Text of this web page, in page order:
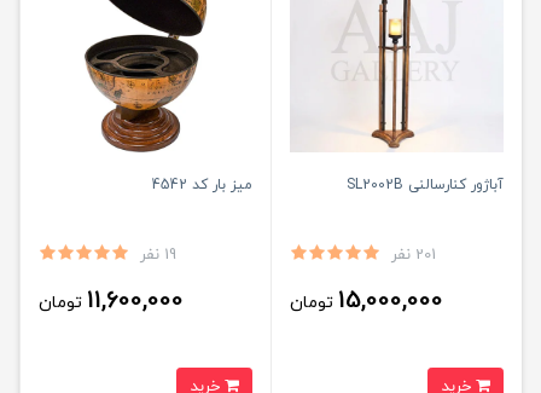
آباژور کنارسالنی SL2002B
201 نفر
15,000,000 تومان
میز بار کد 4542
19 نفر
11,600,000 تومان